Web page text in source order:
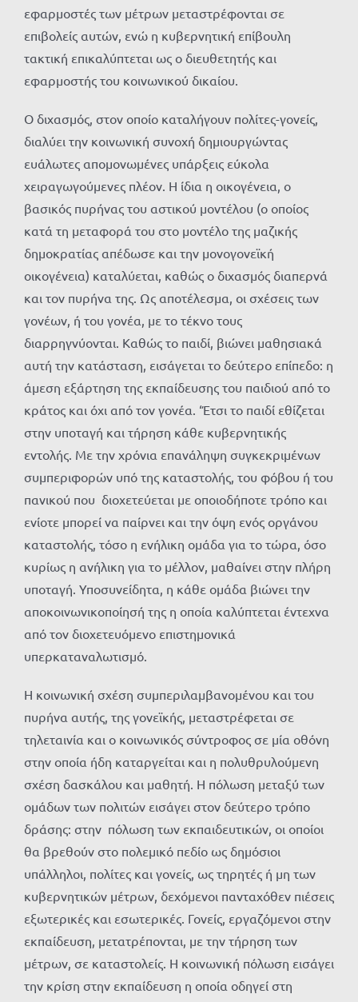
εφαρμοστές των μέτρων μεταστρέφονται σε
επιβολείς αυτών, ενώ η κυβερνητική επίβουλη
τακτική επικαλύπτεται ως ο διευθετητής και
εφαρμοστής του κοινωνικού δικαίου.
Ο διχασμός, στον οποίο καταλήγουν πολίτες-γονείς,
διαλύει την κοινωνική συνοχή δημιουργώντας
ευάλωτες απομονωμένες υπάρξεις εύκολα
χειραγωγούμενες πλέον. Η ίδια η οικογένεια, ο
βασικός πυρήνας του αστικού μοντέλου (ο οποίος
κατά τη μεταφορά του στο μοντέλο της μαζικής
δημοκρατίας απέδωσε και την μονογονεϊκή
οικογένεια) καταλύεται, καθώς ο διχασμός διαπερνά
και τον πυρήνα της. Ως αποτέλεσμα, οι σχέσεις των
γονέων, ή του γονέα, με το τέκνο τους
διαρρηγνύονται. Καθώς το παιδί, βιώνει μαθησιακά
αυτή την κατάσταση, εισάγεται το δεύτερο επίπεδο: η
άμεση εξάρτηση της εκπαίδευσης του παιδιού από το
κράτος και όχι από τον γονέα. ‘Έτσι το παιδί εθίζεται
στην υποταγή και τήρηση κάθε κυβερνητικής
εντολής. Με την χρόνια επανάληψη συγκεκριμένων
συμπεριφορών υπό της καταστολής, του φόβου ή του
πανικού που διοχετεύεται με οποιοδήποτε τρόπο και
ενίοτε μπορεί να παίρνει και την όψη ενός οργάνου
καταστολής, τόσο η ενήλικη ομάδα για το τώρα, όσο
κυρίως η ανήλικη για το μέλλον, μαθαίνει στην πλήρη
υποταγή. Υποσυνείδητα, η κάθε ομάδα βιώνει την
αποκοινωνικοποίησή της η οποία καλύπτεται έντεχνα
από τον διοχετευόμενο επιστημονικά
υπερκαταναλωτισμό.
Η κοινωνική σχέση συμπεριλαμβανομένου και του
πυρήνα αυτής, της γονεϊκής, μεταστρέφεται σε
τηλεταινία και ο κοινωνικός σύντροφος σε μία οθόνη
στην οποία ήδη καταργείται και η πολυθρυλούμενη
σχέση δασκάλου και μαθητή. Η πόλωση μεταξύ των
ομάδων των πολιτών εισάγει στον δεύτερο τρόπο
δράσης: στην πόλωση των εκπαιδευτικών, οι οποίοι
θα βρεθούν στο πολεμικό πεδίο ως δημόσιοι
υπάλληλοι, πολίτες και γονείς, ως τηρητές ή μη των
κυβερνητικών μέτρων, δεχόμενοι πανταχόθεν πιέσεις
εξωτερικές και εσωτερικές. Γονείς, εργαζόμενοι στην
εκπαίδευση, μετατρέπονται, με την τήρηση των
μέτρων, σε καταστολείς. Η κοινωνική πόλωση εισάγει
την κρίση στην εκπαίδευση η οποία οδηγεί στη